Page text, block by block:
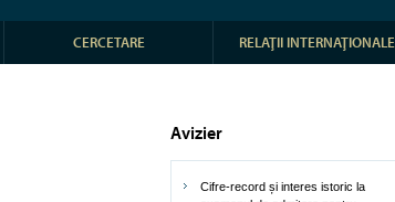
CERCETARE RELAŢII INTERNAŢIONALE
Avizier
Cifre-record și interes istoric la